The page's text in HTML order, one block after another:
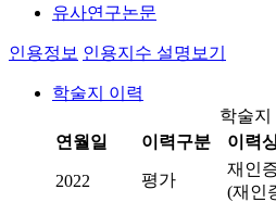
유사연구논문
인용정보 인용지수 설명보기
학술지 이력
학술지
연월일
이력구분 이력
2022 평가
재인
(재인